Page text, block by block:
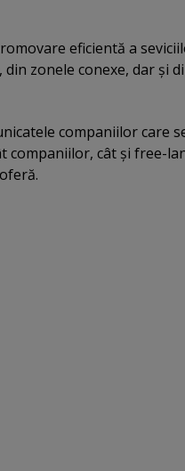
eficientă a
zonele conexe, dar şi
companiilor care
companiilor, cât şi free-